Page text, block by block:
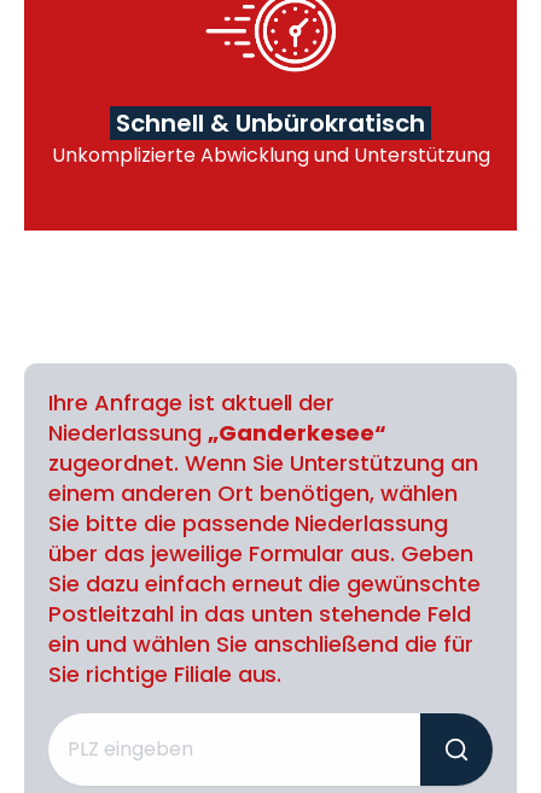
Schnell & Unbürokratisch
Unkomplizierte Abwicklung und Unterstützung
Ihre Anfrage ist aktuell der
Niederlassung „Ganderkesee“
zugeordnet. Wenn Sie Unterstützung an
einem anderen Ort benötigen, wählen
Sie bitte die passende Niederlassung
über das jeweilige Formular aus. Geben
Sie dazu einfach erneut die gewünschte
Postleitzahl in das unten stehende Feld
ein und wählen Sie anschließend die für
Sie richtige Filiale aus.